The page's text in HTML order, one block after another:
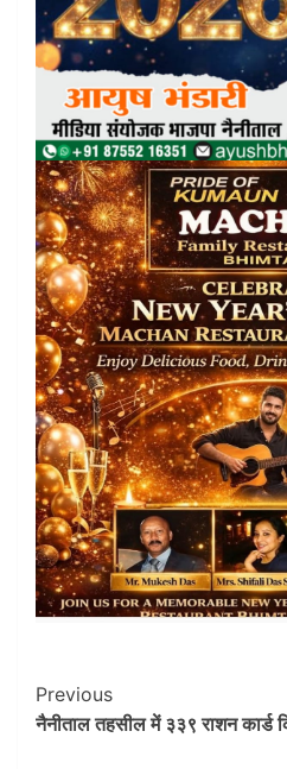
Post
Navigation
Previous
नैनीताल तहसील में ३३९ राशन कार्ड